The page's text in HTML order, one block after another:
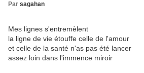
Par sagahan
Mes lignes s'entremèlent
la ligne de vie étouffe celle de l'amour
et celle de la santé n'as pas été lancer
assez loin dans l'immence miroir